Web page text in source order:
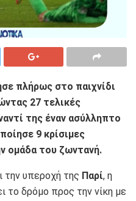
πλήρως στο παιχνίδι
27 τελικές
της έναν ασύλληπτο
9 κρίσιμες
ομάδα του ζωντανή.
την υπεροχή της Παρί, η
το δρόμο προς την νίκη με